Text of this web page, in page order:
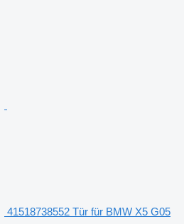
41518738552 Tür für BMW X5 G05